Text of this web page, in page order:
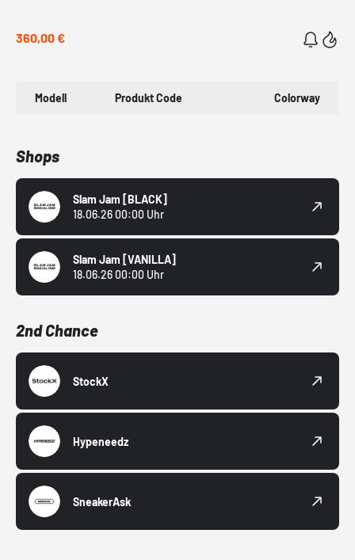
360,00 €
Modell Produkt Code Colorway
Shops
Slam Jam [BLACK]
18.06.26 00:00 Uhr
Slam Jam [VANILLA]
18.06.26 00:00 Uhr
2nd Chance
StockX
Hypeneedz
SneakerAsk